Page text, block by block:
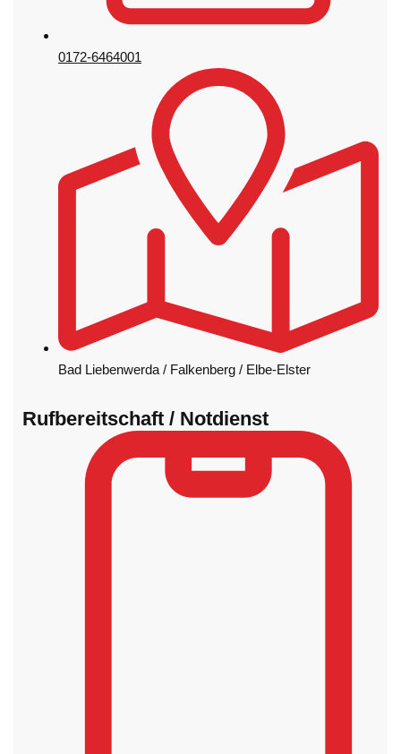
0172-6464001
Bad Liebenwerda / Falkenberg / Elbe-Elster
Rufbereitschaft / Notdienst